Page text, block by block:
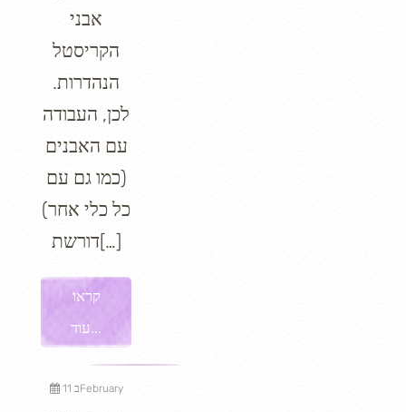
אבני
הקריסטל
הנהדרות.
לכן, העבודה
עם האבנים
(כמו גם עם
כל כלי אחר)
דורשת[…]
קראו
עוד...
11 בFebruary